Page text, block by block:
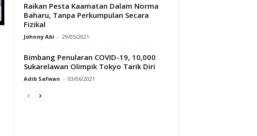
Raikan Pesta Kaamatan Dalam Norma
Baharu, Tanpa Perkumpulan Secara
Fizikal
Johnny Abi - 29/05/2021
Bimbang Penularan COVID-19, 10,000
Sukarelawan Olimpik Tokyo Tarik Diri
Adib Safwan - 03/06/2021